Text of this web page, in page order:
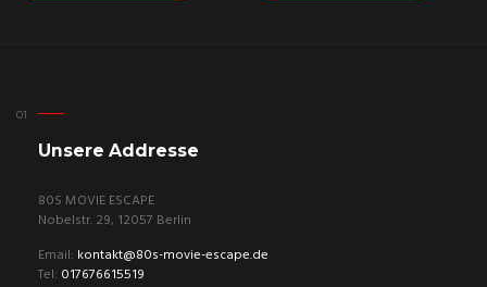
Unsere Addresse
80S MOVIE ESCAPE
Nobelstr. 29, 12057 Berlin
Email: kontakt@80s-movie-escape.de
Tel: 017676615519